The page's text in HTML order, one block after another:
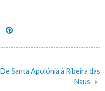
De Santa Apolónia à Ribeira das
Naus